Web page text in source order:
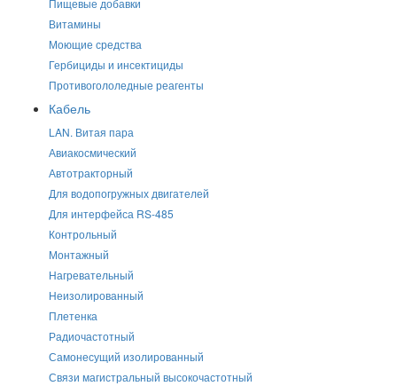
Пищевые добавки
Витамины
Моющие средства
Гербициды и инсектициды
Противогололедные реагенты
Кабель
LAN. Витая пара
Авиакосмический
Автотракторный
Для водопогружных двигателей
Для интерфейса RS-485
Контрольный
Монтажный
Нагревательный
Неизолированный
Плетенка
Радиочастотный
Самонесущий изолированный
Связи магистральный высокочастотный